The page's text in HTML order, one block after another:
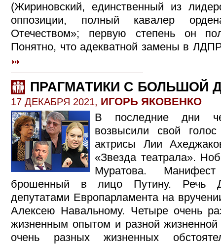
(Жириновский, единственный из
оппозиции, полный кавалер
Отечеством»; первую степень он
Понятно, что адекватной замены в
ПРАГМАТИКИ С БОЛЬШОЙ
17 ДЕКАБРЯ 2021, ИГОРЬ ЯКОВЕНКО
В последние дни
возвысили свой
актрисы Лии
«Звезда театрала».
Муратова.
брошенный в лицо Путину. Речь
депутатами Европарламента на
Алексею Навальному. Четыре очень
жизненным опытом и разной
очень разных жизненных